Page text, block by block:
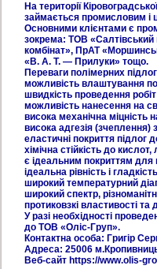
На території
займається промисловим і
Основними клієнтами є
зокрема: ТОВ
комбінат», ПрАТ
«В. А. Т. — Прилуки» тощо.
Переваги полімерних
можливість влаштування
швидкість проведення
можливість нанесення на
висока механічна міцність
висока адгезія
еластичні покриття підлог
хімічна стійкість до
є ідеальним покриттям
ідеальна рівність і
широкий температурний
широкий спектр,
протиковзкі властивості та
У разі необхідності
до ТОВ «Оліс-Груп».
Контактна особа: Григір
Адреса: 25006
Веб-сайт https://www.olis-